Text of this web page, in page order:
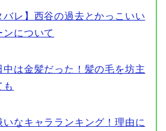
バレ】西谷の過去とかっこいい
ンについて
中は金髪だった！髪の毛を坊主
も
いなキャラランキング！理由に